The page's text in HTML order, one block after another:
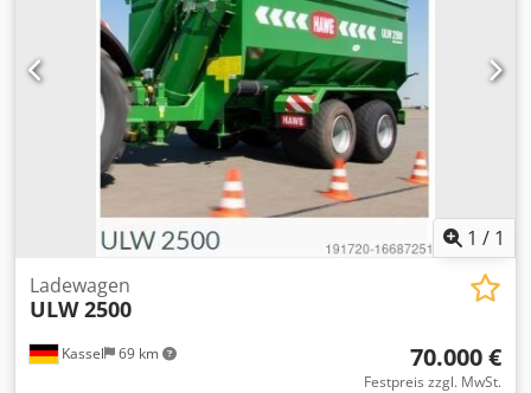
1 / 1
Kassel 69 km
Ladewagen
ULW 2500
70.000 €
Festpreis zzgl. MwSt.